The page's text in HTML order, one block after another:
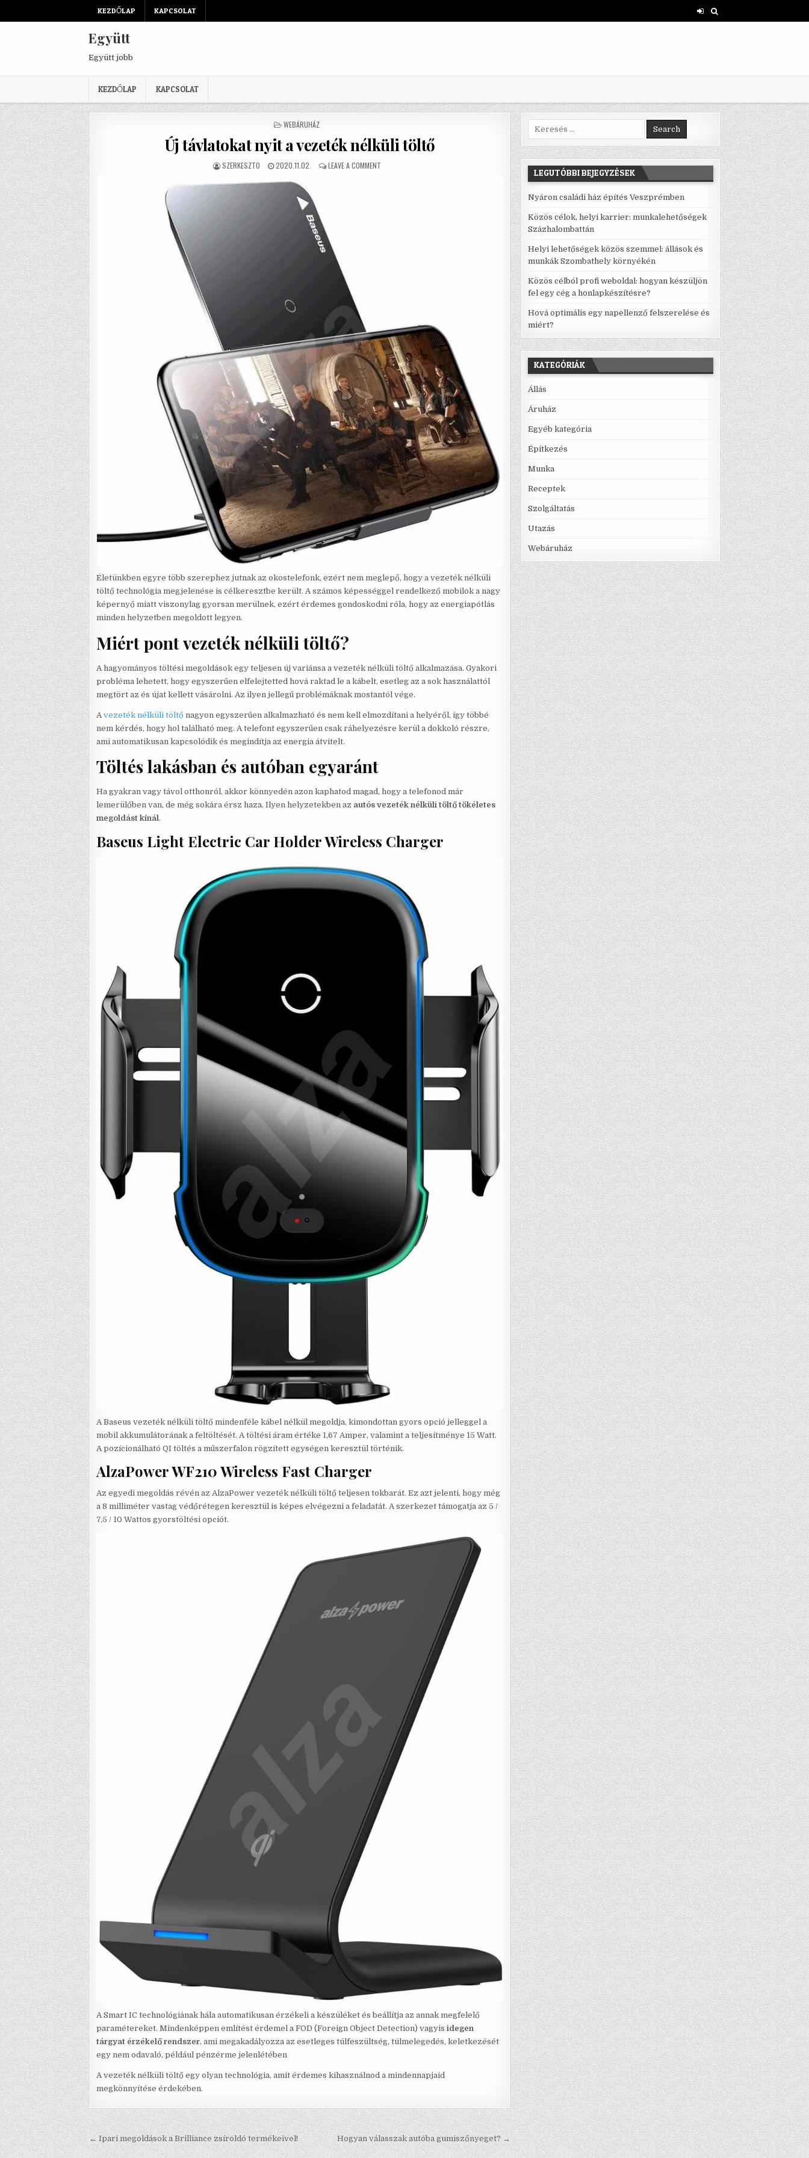
KEZDŐLAP KAPCSOLAT
Együtt
Együtt jobb
KEZDŐLAP KAPCSOLAT
POSTED IN
WEBÁRUHÁZ
Új távlatokat nyit a vezeték nélküli töltő
AUTHOR:
SZERKESZTO PUBLISHED DATE:
2020.11.02. LEAVE A COMMENTON ÚJ TÁVLATOKAT NYIT A VEZETÉK NÉLKÜLI TÖLTŐ
Életünkben egyre több szerephez jutnak az okostelefonk, ezért nem meglepő, hogy a vezeték nélküli
töltő technológia megjelenése is célkeresztbe került. A számos képességgel rendelkező mobilok a nagy
képernyő miatt viszonylag gyorsan merülnek, ezért érdemes gondoskodni róla, hogy az energiapótlás
minden helyzetben megoldott legyen.
Miért pont vezeték nélküli töltő?
A hagyományos töltési megoldások egy teljesen új variánsa a vezeték nélküli töltő alkalmazása. Gyakori
probléma lehetett, hogy egyszerűen elfelejtetted hová raktad le a kábelt, esetleg az a sok használattól
megtört az és újat kellett vásárolni. Az ilyen jellegű problémáknak mostantól vége.
Avezeték nélküli töltő nagyon egyszerűen alkalmazható és nem kell elmozdítani a helyéről, így többé
nem kérdés, hogy hol található meg. A telefont egyszerűen csak ráhelyezésre kerül a dokkoló részre,
ami automatikusan kapcsolódik és megindítja az energia átvitelt.
Töltés lakásban és autóban egyaránt
Ha gyakran vagy távol otthonról, akkor könnyedén azon kaphatod magad, hogy a telefonod már
lemerülőben van, de még sokára érsz haza. Ilyen helyzetekben az autós vezeték nélküli töltő tökéletes
megoldást kínál.
Baseus Light Electric Car Holder Wireless Charger
A Baseus vezeték nélküli töltő mindenféle kábel nélkül megoldja, kimondottan gyors opció jelleggel a
mobil akkumulátorának a feltöltését. A töltési áram értéke 1,67 Amper, valamint a teljesítménye 15 Watt.
A pozícionálható QI töltés a műszerfalon rögzített egységen keresztül történik.
AlzaPower WF210 Wireless Fast Charger
Az egyedi megoldás révén az AlzaPower vezeték nélküli töltő teljesen tokbarát. Ez azt jelenti, hogy még
a 8 milliméter vastag védőrétegen keresztül is képes elvégezni a feladatát. A szerkezet támogatja az 5 /
7,5 / 10 Wattos gyorstöltési opciót.
A Smart IC technológiának hála automatikusan érzékeli a készüléket és beállítja az annak megfelelő
paramétereket. Mindenképpen említést érdemel a FOD (Foreign Object Detection) vagyisidegen
tárgyat érzékelő rendszer, ami megakadályozza az esetleges túlfeszültség, túlmelegedés, keletkezését
egy nem odavaló, például pénzérme jelenlétében
A vezeték nélküli töltő egy olyan technológia, amit érdemes kihasználnod a mindennapjaid
megkönnyítése érdekében.
Bejegyzés navigáció
← Ipari megoldások a Brilliance zsíroldó termékeivel! Hogyan válasszak autóba gumiszőnyeget? →
Search for:
LEGUTÓBBI BEJEGYZÉSEK
Nyáron családi ház építés Veszprémben
Közös célok, helyi karrier: munkalehetőségek
Százhalombattán
Helyi lehetőségek közös szemmel: állások és
munkák Szombathely környékén
Közös célból profi weboldal: hogyan készüljön
fel egy cég a honlapkészítésre?
Hová optimális egy napellenző felszerelése és
miért?
KATEGÓRIÁK
Állás
Áruház
Egyéb kategória
Építkezés
Munka
Receptek
Szolgáltatás
Utazás
Webáruház